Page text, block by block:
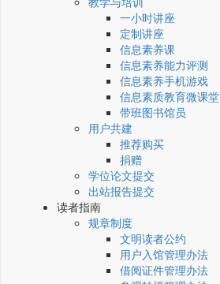
一小时讲座
定制讲座
信息素养课
信息素养能力评测
信息素养手机游戏
信息素质教育微课堂
带班图书馆员
用户共建
推荐购买
捐赠
学位论文提交
出站报告提交
读者指南
规章制度
文明读者公约
用户入馆管理办法
借阅证件管理办法